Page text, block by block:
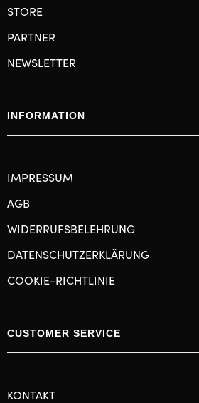
STORE
PARTNER
NEWSLETTER
INFORMATION
IMPRESSUM
AGB
WIDERRUFSBELEHRUNG
DATENSCHUTZERKLÄRUNG
COOKIE-RICHTLINIE
CUSTOMER SERVICE
KONTAKT